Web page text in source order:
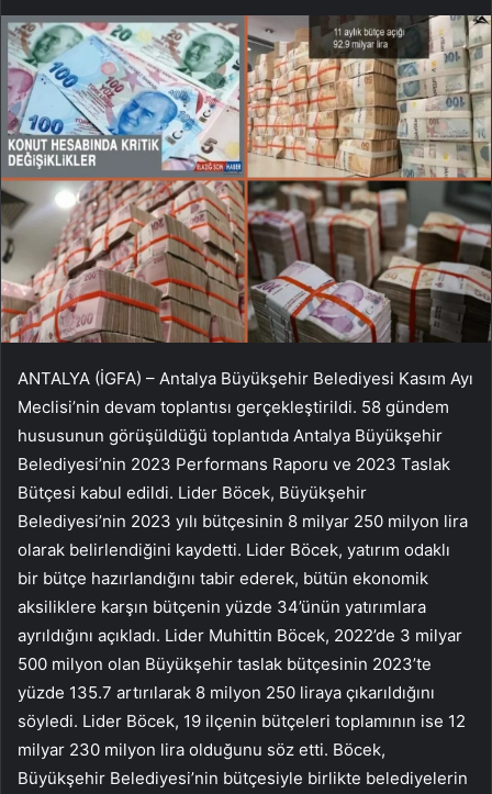
ANTALYA (İGFA) – Antalya Büyükşehir Belediyesi Kasım Ayı
Meclisi’nin devam toplantısı gerçekleştirildi. 58 gündem
hususunun görüşüldüğü toplantıda Antalya Büyükşehir
Belediyesi’nin 2023 Performans Raporu ve 2023 Taslak
Bütçesi kabul edildi. Lider Böcek, Büyükşehir
Belediyesi’nin 2023 yılı bütçesinin 8 milyar 250 milyon lira
olarak belirlendiğini kaydetti. Lider Böcek, yatırım odaklı
bir bütçe hazırlandığını tabir ederek, bütün ekonomik
aksiliklere karşın bütçenin yüzde 34’ünün yatırımlara
ayrıldığını açıkladı. Lider Muhittin Böcek, 2022’de 3 milyar
500 milyon olan Büyükşehir taslak bütçesinin 2023’te
yüzde 135.7 artırılarak 8 milyon 250 liraya çıkarıldığını
söyledi. Lider Böcek, 19 ilçenin bütçeleri toplamının ise 12
milyar 230 milyon lira olduğunu söz etti. Böcek,
Büyükşehir Belediyesi’nin bütçesiyle birlikte belediyelerin